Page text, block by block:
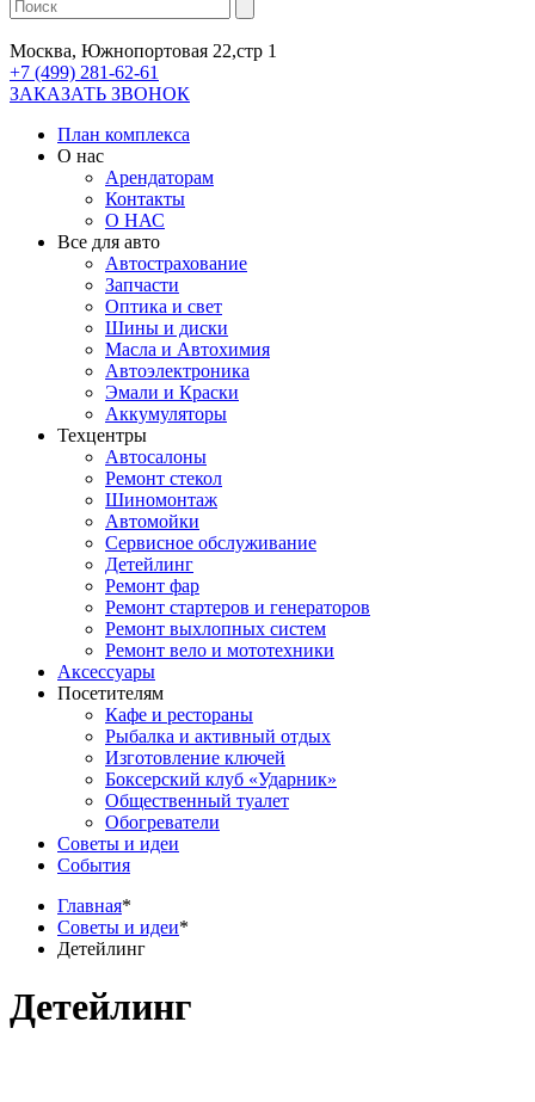
Москва, Южнопортовая 22,стр 1
+7 (499) 281-62-61
ЗАКАЗАТЬ ЗВОНОК
План комплекса
О нас
Арендаторам
Контакты
О НАС
Все для авто
Автострахование
Запчасти
Оптика и свет
Шины и диски
Масла и Автохимия
Автоэлектроника
Эмали и Краски
Аккумуляторы
Техцентры
Автосалоны
Ремонт стекол
Шиномонтаж
Автомойки
Сервисное обслуживание
Детейлинг
Ремонт фар
Ремонт стартеров и генераторов
Ремонт выхлопных систем
Ремонт вело и мототехники
Аксессуары
Посетителям
Кафе и рестораны
Рыбалка и активный отдых
Изготовление ключей
Боксерский клуб «Ударник»
Общественный туалет
Обогреватели
Советы и идеи
События
Главная*
Советы и идеи*
Детейлинг
Детейлинг